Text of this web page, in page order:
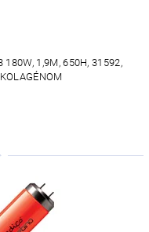
180W, 1,9M, 650H, 31592,